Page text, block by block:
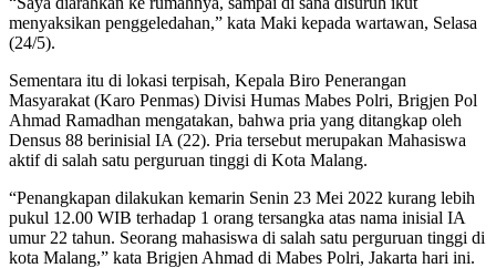
menyaksikan penggeledahan,” kata Maki kepada wartawan, Selasa
(24/5).
Sementara itu di lokasi terpisah, Kepala Biro Penerangan
Masyarakat (Karo Penmas) Divisi Humas Mabes Polri, Brigjen Pol
Ahmad Ramadhan mengatakan, bahwa pria yang ditangkap oleh
Densus 88 berinisial IA (22). Pria tersebut merupakan Mahasiswa
aktif di salah satu perguruan tinggi di Kota Malang.
“Penangkapan dilakukan kemarin Senin 23 Mei 2022 kurang lebih
pukul 12.00 WIB terhadap 1 orang tersangka atas nama inisial IA
umur 22 tahun. Seorang mahasiswa di salah satu perguruan tinggi di
kota Malang,” kata Brigjen Ahmad di Mabes Polri, Jakarta hari ini.